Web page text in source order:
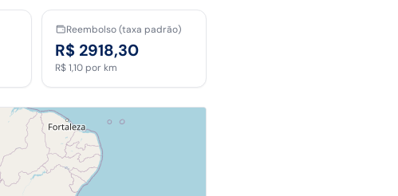
Reembolso (taxa padrão)
R$ 2918,30
R$ 1,10 por km